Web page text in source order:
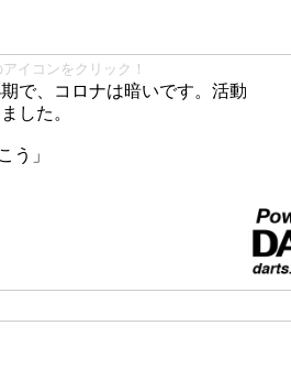
イコンをクリック！
で、コロナは暗いです。活動
した。
う」